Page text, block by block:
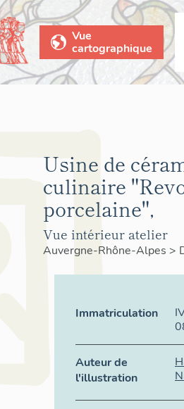
Vue
cartographique
Usine de
culinaire
porcelaine",
Vue intérieur atelier
Auvergne-Rhône-Alpes >
Immatriculation
Auteur de
l'illustration